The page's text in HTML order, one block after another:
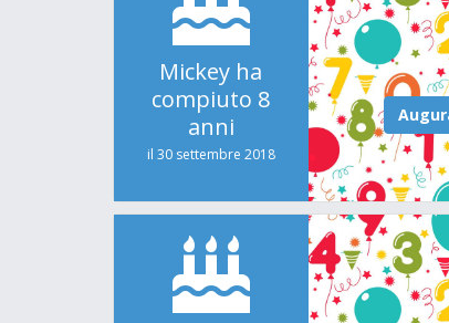
Mickey ha
compiuto 8
anni
il 30 settembre 2018